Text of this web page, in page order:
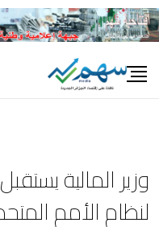
Skip
to
وزير المالية
لنظام الأمم